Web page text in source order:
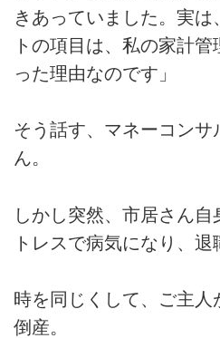
きあっていました。実は
トの項目は、私の家計
った理由なのです」
そう話す、マネーコンサ
ん。
しかし突然、市居さん自
トレスで病気になり、退
時を同じくして、ご主人
倒産。